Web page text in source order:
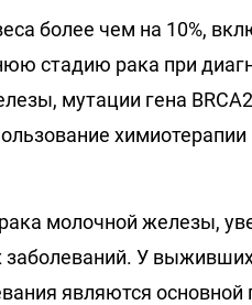
более чем на 10%,
стадию рака при
мутации гена
молочной железы,
У
являются основной